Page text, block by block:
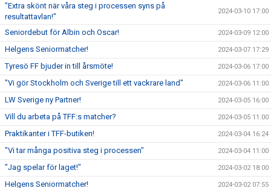
"Extra skönt när våra steg i processen syns på
resultattavlan!"
2024-03-10 17:00
Seniordebut för Albin och Oscar! 2024-03-09 12:00
Helgens Seniormatcher! 2024-03-07 17:29
Tyresö FF bjuder in till årsmöte! 2024-03-06 17:00
"Vi gör Stockholm och Sverige till ett vackrare land" 2024-03-06 11:00
LW Sverige ny Partner! 2024-03-05 16:00
Vill du arbeta på TFF:s matcher? 2024-03-05 11:00
Praktikanter i TFF-butiken! 2024-03-04 16:24
"Vi tar många positiva steg i processen" 2024-03-04 11:00
"Jag spelar för laget!" 2024-03-02 18:00
Helgens Seniormatcher! 2024-03-02 07:55